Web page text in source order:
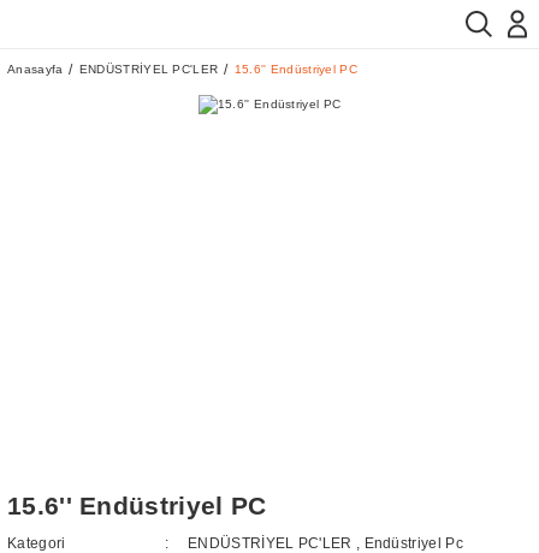
Anasayfa ENDÜSTRİYEL PC'LER 15.6'' Endüstriyel PC
15.6'' Endüstriyel PC
Kategori ENDÜSTRİYEL PC'LER
Endüstriyel Pc